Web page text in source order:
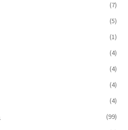
(7)
(5)
(1)
(4)
(4)
(4)
(4)
(99)